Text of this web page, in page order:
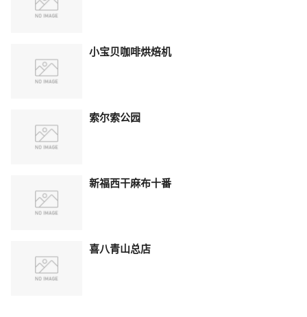
小宝贝咖啡烘焙机
索尔索公园
新福西干麻布十番
喜八青山总店